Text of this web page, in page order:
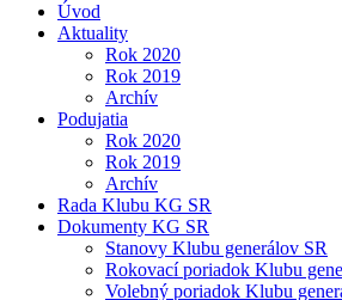
Úvod
Aktuality
Rok 2020
Rok 2019
Archív
Podujatia
Rok 2020
Rok 2019
Archív
Rada Klubu KG SR
Dokumenty KG SR
Stanovy Klubu generálov SR
Rokovací poriadok Klubu
Volebný poriadok Klubu